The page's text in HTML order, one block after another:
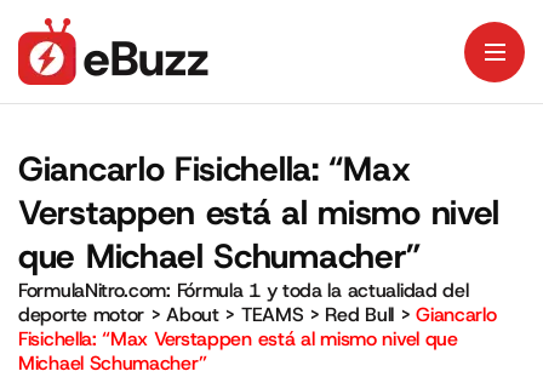
Giancarlo Fisichella: “Max
Verstappen está al mismo nivel
que Michael Schumacher”
FormulaNitro.com: Fórmula 1 y toda la actualidad del
deporte motor >About> TEAMS > Red Bull >Giancarlo
Fisichella: “Max Verstappen está al mismo nivel que
Michael Schumacher”